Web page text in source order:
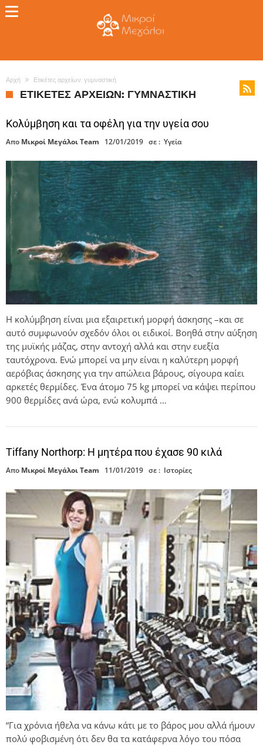
Αρχή Ετικέτες αρχείων: γυμναστική
ΕΤΙΚΈΤΕΣ ΑΡΧΕΊΩΝ: ΓΥΜΝΑΣΤΙΚΉ
Κολύμβηση και τα οφέλη για την υγεία σου
Απο Μικροί Μεγάλοι Team 12/01/2019 σε : Υγεία
Η κολύμβηση είναι μια εξαιρετική μορφή άσκησης –και σε
αυτό συμφωνούν σχεδόν όλοι οι ειδικοί. Βοηθά στην αύξηση
της μυϊκής μάζας, στην αντοχή αλλά και στην ευεξία
ταυτόχρονα. Ενώ μπορεί να μην είναι η καλύτερη μορφή
αερόβιας άσκησης για την απώλεια βάρους, σίγουρα καίει
αρκετές θερμίδες. Ένα άτομο 75 kg μπορεί να κάψει περίπου
900 θερμίδες ανά ώρα, ενώ κολυμπά …
Tiffany Northorp: Η μητέρα που έχασε 90 κιλά
Απο Μικροί Μεγάλοι Team 11/01/2019 σε : Ιστορίες
“Για χρόνια ήθελα να κάνω κάτι με το βάρος μου αλλά ήμουν
πολύ φοβισμένη ότι δεν θα τα κατάφερνα λόγο του πόσα